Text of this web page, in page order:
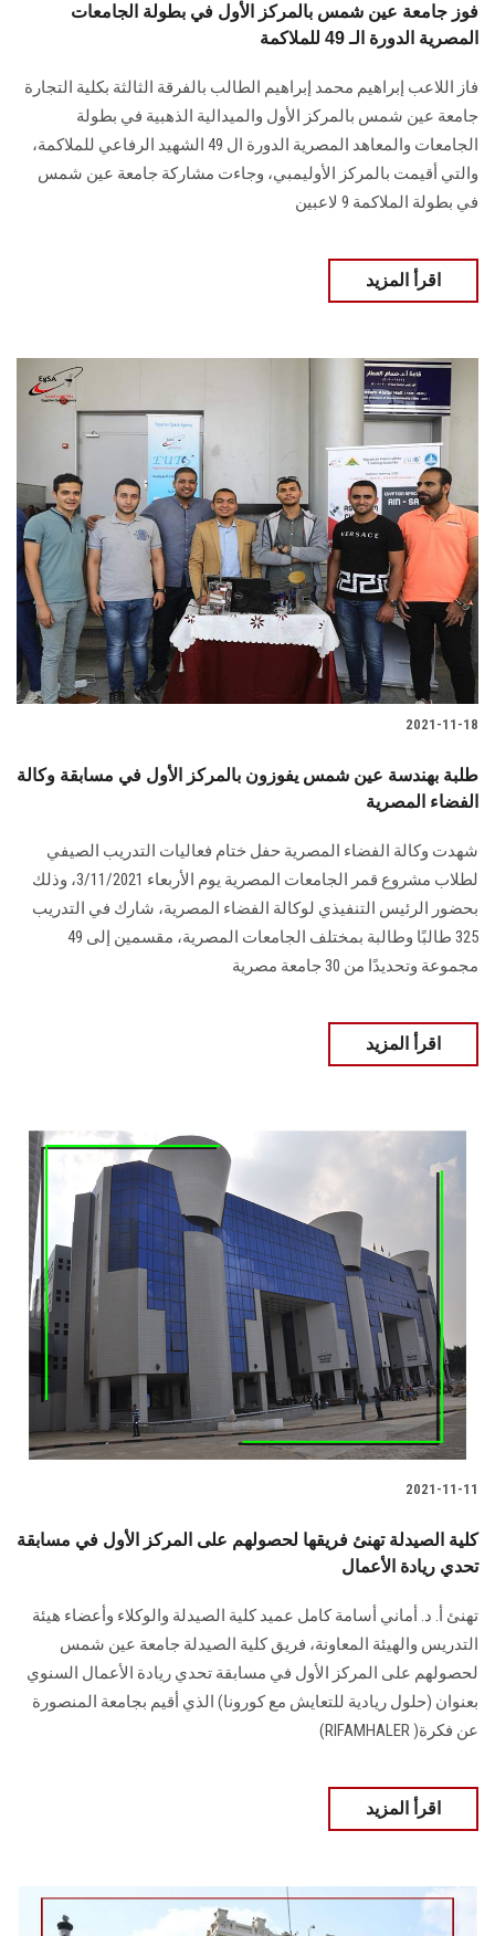
فوز جامعة عين شمس بالمركز الأول في بطولة الجامعات
المصرية الدورة الـ 49 للملاكمة
فاز اللاعب إبراهيم محمد إبراهيم الطالب بالفرقة الثالثة بكلية التجارة
جامعة عين شمس بالمركز الأول والميدالية الذهبية في بطولة
الجامعات والمعاهد المصرية الدورة ال 49 الشهيد الرفاعي للملاكمة،
والتي أقيمت بالمركز الأوليمبي، وجاءت مشاركة جامعة عين شمس
في بطولة الملاكمة 9 لاعبين
اقرأ المزيد
2021-11-18
طلبة بهندسة عين شمس يفوزون بالمركز الأول في مسابقة وكالة
الفضاء المصرية
شهدت وكالة الفضاء المصرية حفل ختام فعاليات التدريب الصيفي
لطلاب مشروع قمر الجامعات المصرية يوم الأربعاء 3/11/2021، وذلك
بحضور الرئيس التنفيذي لوكالة الفضاء المصرية، شارك في التدريب
325 طالبًا وطالبة بمختلف الجامعات المصرية، مقسمين إلى 49
مجموعة وتحديدًا من 30 جامعة مصرية
اقرأ المزيد
2021-11-11
كلية الصيدلة تهنئ فريقها لحصولهم على المركز الأول في مسابقة
تحدي ريادة الأعمال
تهنئ أ. د. أماني أسامة كامل عميد كلية الصيدلة والوكلاء وأعضاء هيئة
التدريس والهيئة المعاونة، فريق كلية الصيدلة جامعة عين شمس
لحصولهم على المركز الأول في مسابقة تحدي ريادة الأعمال السنوي
بعنوان (حلول ريادية للتعايش مع كورونا) الذي أقيم بجامعة المنصورة
عن فكرة( RIFAMHALER)
اقرأ المزيد